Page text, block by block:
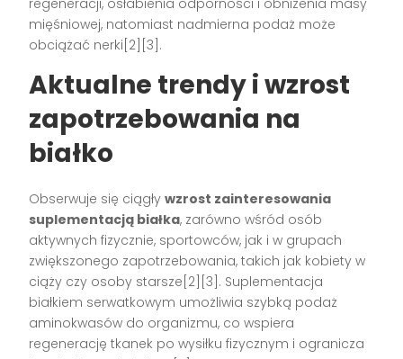
regeneracji, osłabienia odporności i obniżenia masy
mięśniowej, natomiast nadmierna podaż może
obciążać nerki[2][3].
Aktualne trendy i wzrost
zapotrzebowania na
białko
Obserwuje się ciągływzrost zainteresowania
suplementacją białka, zarówno wśród osób
aktywnych fizycznie, sportowców, jak i w grupach
zwiększonego zapotrzebowania, takich jak kobiety w
ciąży czy osoby starsze[2][3]. Suplementacja
białkiem serwatkowym umożliwia szybką podaż
aminokwasów do organizmu, co wspiera
regenerację tkanek po wysiłku fizycznym i ogranicza